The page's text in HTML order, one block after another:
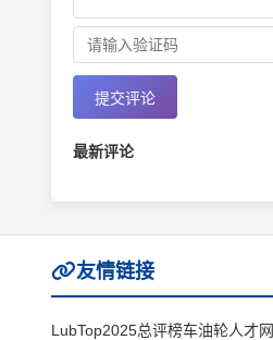
提交评论
最新评论
友情链接
LubTop2025总评榜车油轮人才网